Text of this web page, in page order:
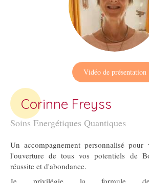
Vidéo de présentation
Corinne Freyss
Soins Energétiques Quantiques
Un accompagnement personnalisé
l'ouverture de tous vos potentiels de
réussite et d'abondance.
Je privilégie la formule de